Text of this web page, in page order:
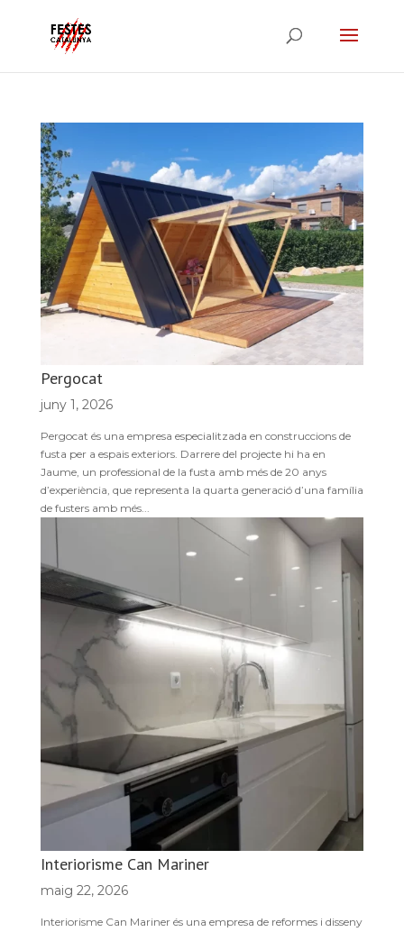
Pergocat
juny 1, 2026
Pergocat és una empresa especialitzada en construccions de
fusta per a espais exteriors. Darrere del projecte hi ha en
Jaume, un professional de la fusta amb més de 20 anys
d’experiència, que representa la quarta generació d’una família
de fusters amb més...
Interiorisme Can Mariner
maig 22, 2026
Interiorisme Can Mariner és una empresa de reformes i disseny